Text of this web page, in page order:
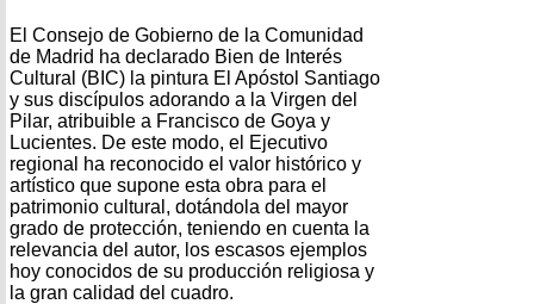
El Consejo de Gobierno de la Comunidad
de Madrid ha declarado Bien de Interés
Cultural (BIC) la pintura El Apóstol Santiago
y sus discípulos adorando a la Virgen del
Pilar, atribuible a Francisco de Goya y
Lucientes. De este modo, el Ejecutivo
regional ha reconocido el valor histórico y
artístico que supone esta obra para el
patrimonio cultural, dotándola del mayor
grado de protección, teniendo en cuenta la
relevancia del autor, los escasos ejemplos
hoy conocidos de su producción religiosa y
la gran calidad del cuadro.